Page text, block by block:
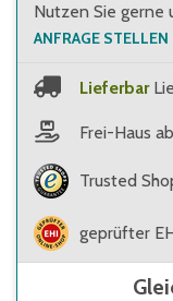
Nutzen Sie gerne
ANFRAGE STELLEN
Lieferbar
Frei-Haus
Trusted
geprüfter